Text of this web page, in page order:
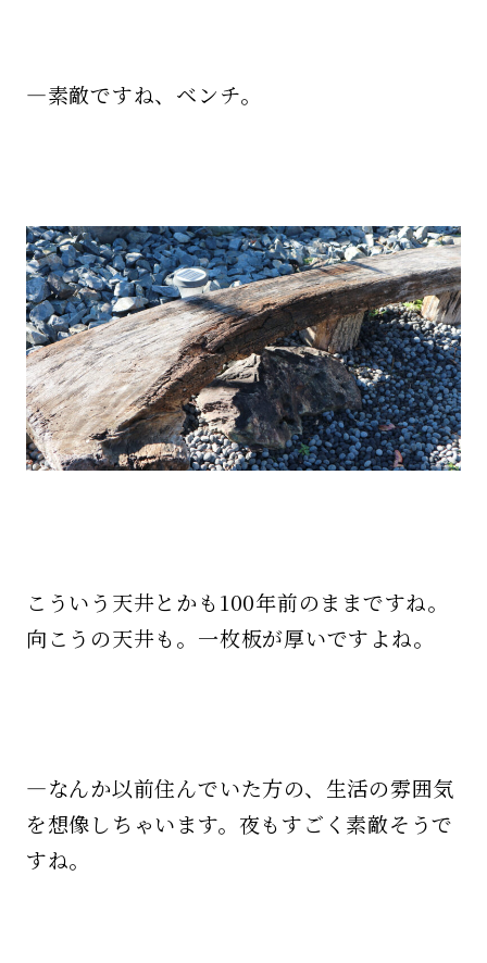
—素敵ですね、ベンチ。
こういう天井とかも100年前のままですね。
向こうの天井も。一枚板が厚いですよね。
—なんか以前住んでいた方の、生活の雰囲気
を想像しちゃいます。夜もすごく素敵そうで
すね。